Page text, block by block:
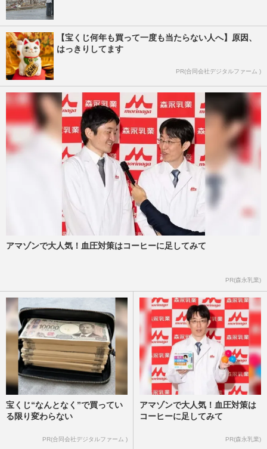
【宝くじ何年も買って一度も当たらない人へ】原因、
はっきりしてます
PR(合同会社デジタルファーム )
アマゾンで大人気！血圧対策はコーヒーに足してみて
PR(森永乳業)
宝くじ“なんとなく”で買ってい
る限り変わらない
PR(合同会社デジタルファーム )
アマゾンで大人気！血圧対策は
コーヒーに足してみて
PR(森永乳業)